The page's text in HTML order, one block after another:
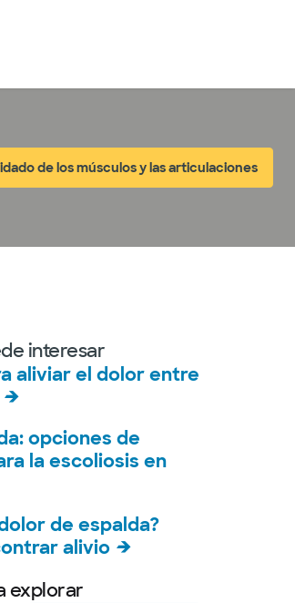
de los músculos y las articulaciones
interesar
aliviar el dolor entre
opciones de
la escoliosis en
de espalda?
alivio
explorar